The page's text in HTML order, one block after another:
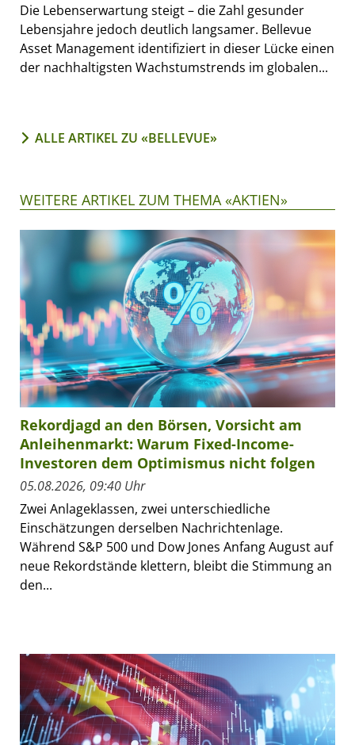
Die Lebenserwartung steigt – die Zahl gesunder
Lebensjahre jedoch deutlich langsamer. Bellevue
Asset Management identifiziert in dieser Lücke einen
der nachhaltigsten Wachstumstrends im globalen...
ALLE ARTIKEL ZU «BELLEVUE»
WEITERE ARTIKEL ZUM THEMA «AKTIEN»
Rekordjagd an den Börsen, Vorsicht am
Anleihenmarkt: Warum Fixed-Income-
Investoren dem Optimismus nicht folgen
05.08.2026, 09:40 Uhr
Zwei Anlageklassen, zwei unterschiedliche
Einschätzungen derselben Nachrichtenlage.
Während S&P 500 und Dow Jones Anfang August auf
neue Rekordstände klettern, bleibt die Stimmung an
den...